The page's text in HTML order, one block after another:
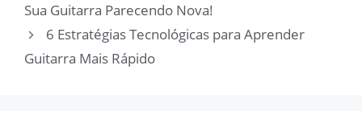
Sua Guitarra Parecendo Nova!
6 Estratégias Tecnológicas para Aprender
Guitarra Mais Rápido